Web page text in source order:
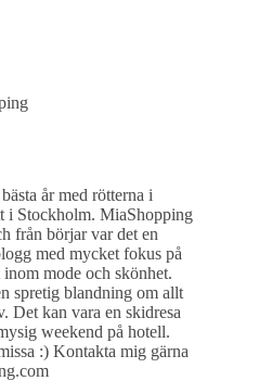
år med rötterna i
i Stockholm. MiaShopping
från börjar var det en
med mycket fokus på
mode och skönhet.
spretig blandning om allt
Det kan vara en skidresa
weekend på hotell.
:) Kontakta mig gärna